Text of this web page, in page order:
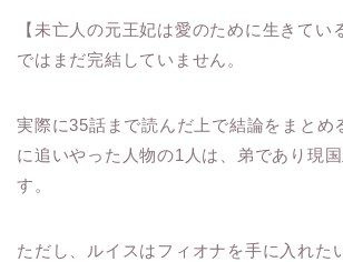
【未亡人の元王妃は愛のために生きてい
ではまだ完結していません。
実際に35話まで読んだ上で結論をまとめ
に追いやった人物の1人は、弟であり現
す。
ただし、ルイスはフィオナを手に入れた